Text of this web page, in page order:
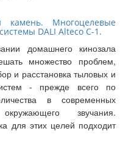
камень. Многоцелевые
DALI Alteco C-1.
домашнего кинозала
множество проблем,
и расстановка тыловых и
- прежде всего по
в современных
звучания.
для этих целей подходит